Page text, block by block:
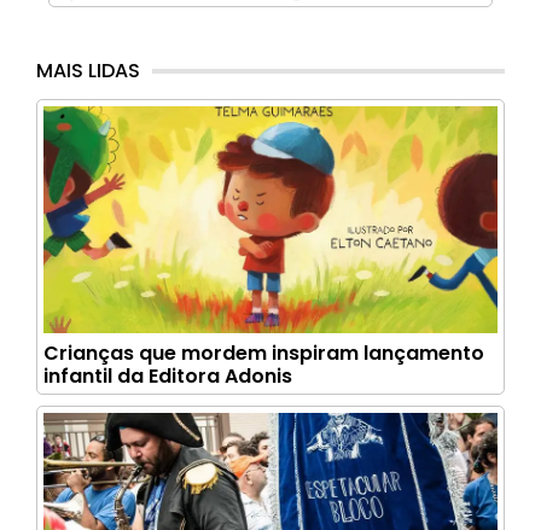
MAIS LIDAS
Crianças que mordem inspiram lançamento
infantil da Editora Adonis